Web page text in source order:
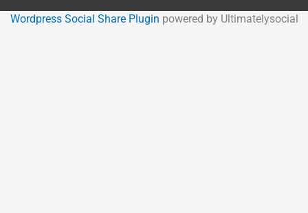
Wordpress Social Share Plugin powered by Ultimatelysocial